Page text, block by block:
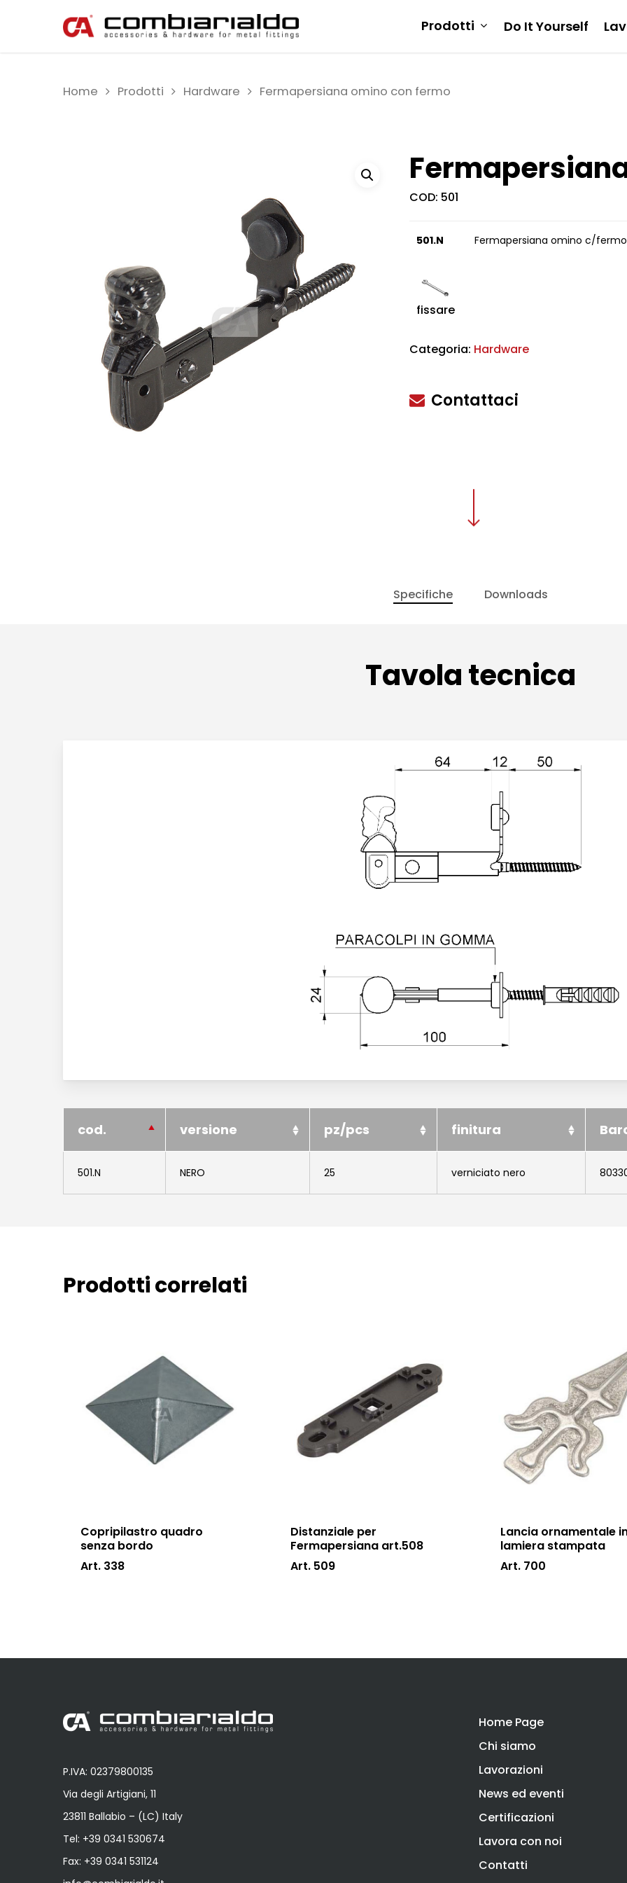
Premi invio per cercare o ESC per uscire
Prodotti Do It Yourself
Home Prodotti Hardware Fermapersiana omino con fermo
COD: 501
501.N Fermapersiana omino c/
fissare
Categoria: Hardware
Contattaci
Specifiche Downloads
Tavola tecnica
cod. versione pz/pcs finitura
501.N NERO 25 verniciato nero
Prodotti correlati
Copripilastro quadro
senza bordo
Art. 338
Distanziale per
Fermapersiana art.508
Art. 509
Lancia ornamentale
lamiera stampata
Art. 700
P.IVA: 02379800135
Via degli Artigiani, 11
23811 Ballabio – (LC) Italy
Tel: +39 0341 530674
Fax: +39 0341 531124
Home Page
Chi siamo
Lavorazioni
News ed eventi
Certificazioni
Lavora con noi
Contatti